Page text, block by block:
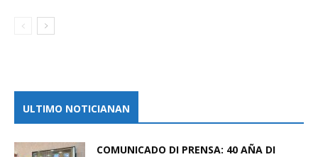
ULTIMO NOTICIANAN
COMUNICADO DI PRENSA: 40 AÑA DI